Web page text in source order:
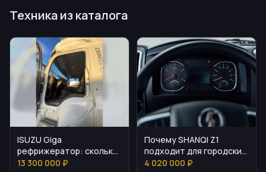
Техника из каталога
ISUZU Giga
рефрижератор: сколько
стоит и как подобрать
13 300 000 ₽
Почему SHANQI Z1
подходит для городских
и междугородних
4 020 000 ₽